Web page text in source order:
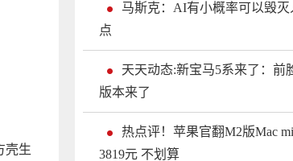
壳生
马斯克：AI有小概率可以毁灭
点
天天动态:新宝马5系来了：前
版本来了
热点评！苹果官翻M2版Mac
3819元 不划算